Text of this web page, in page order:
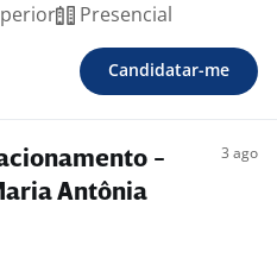
Presencial
Candidatar-me
-
Antônia
3 ago